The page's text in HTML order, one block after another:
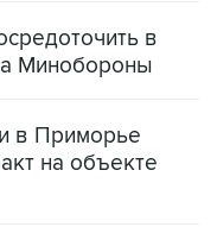
в
Минобороны
в Приморье
на объекте